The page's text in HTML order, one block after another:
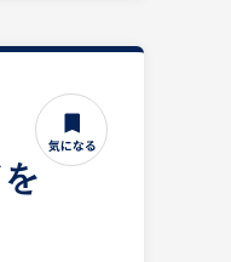
て携われ
ックに組